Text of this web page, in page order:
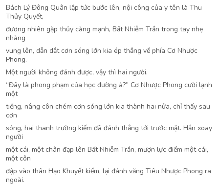
Bách Lý Đông Quân lập tức bước lên, nội công của y tên là Thu
Thủy Quyết,
đương nhiên gặp thủy càng mạnh, Bất Nhiễm Trần trong tay nhẹ
nhàng
vung lên, dẫn dắt cơn sóng lớn kia ép thẳng về phía Cơ Nhược
Phong.
Một người không đánh được, vậy thì hai người.
“Đây là phong phạm của học đường à?” Cơ Nhược Phong cười lạnh
một
tiếng, nâng côn chém cơn sóng lớn kia thành hai nửa, chỉ thấy sau
cơn
sóng, hai thanh trường kiếm đã đánh thẳng tới trước mặt. Hắn xoay
người
một cái, một chân đạp lên Bất Nhiễm Trần, mượn lực điểm một cái,
một côn
đập vào thân Hạo Khuyết kiếm, lại đánh văng Tiêu Nhược Phong ra
ngoài.